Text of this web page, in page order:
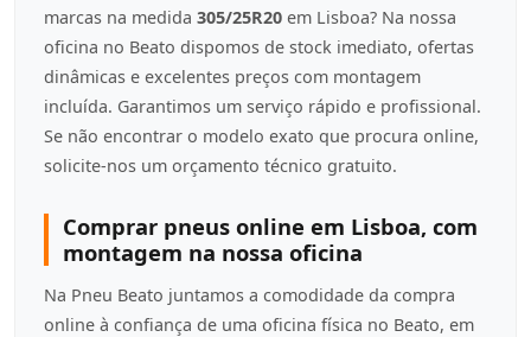
marcas na medida 305/25R20 em Lisboa? Na nossa
oficina no Beato dispomos de stock imediato, ofertas
dinâmicas e excelentes preços com montagem
incluída. Garantimos um serviço rápido e profissional.
Se não encontrar o modelo exato que procura online,
solicite-nos um orçamento técnico gratuito.
Comprar pneus online em Lisboa, com
montagem na nossa oficina
Na Pneu Beato juntamos a comodidade da compra
online à confiança de uma oficina física no Beato, em